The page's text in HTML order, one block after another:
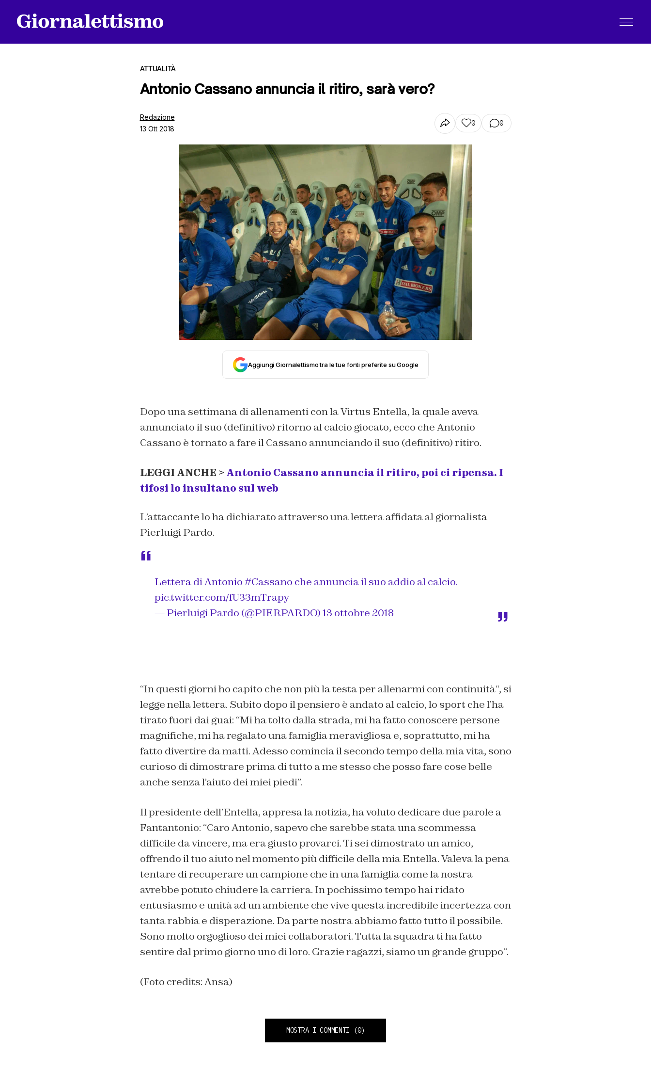
ATTUALITÀ
Antonio Cassano annuncia il ritiro, sarà vero?
Redazione
13 Ott 2018
0 0
Aggiungi Giornalettismo tra le tue fonti preferite su Google
Dopo una settimana di allenamenti con la Virtus Entella, la quale aveva
annunciato il suo (definitivo) ritorno al calcio giocato, ecco che Antonio
Cassano è tornato a fare il Cassano annunciando il suo (definitivo) ritiro.
LEGGI ANCHE > Antonio Cassano annuncia il ritiro, poi ci ripensa. I
tifosi lo insultano sul web
L’attaccante lo ha dichiarato attraverso una lettera affidata al giornalista
Pierluigi Pardo.
Lettera di Antonio#Cassano che annuncia il suo addio al calcio.
pic.twitter.com/fU33mTrapy
— Pierluigi Pardo (@PIERPARDO)13 ottobre 2018
“In questi giorni ho capito che non più la testa per allenarmi con continuità“, si
legge nella lettera. Subito dopo il pensiero è andato al calcio, lo sport che l’ha
tirato fuori dai guai: “Mi ha tolto dalla strada, mi ha fatto conoscere persone
magnifiche, mi ha regalato una famiglia meravigliosa e, soprattutto, mi ha
fatto divertire da matti. Adesso comincia il secondo tempo della mia vita, sono
curioso di dimostrare prima di tutto a me stesso che posso fare cose belle
anche senza l’aiuto dei miei piedi”.
Il presidente dell’Entella, appresa la notizia, ha voluto dedicare due parole a
Fantantonio: “Caro Antonio, sapevo che sarebbe stata una scommessa
difficile da vincere, ma era giusto provarci. Ti sei dimostrato un amico,
offrendo il tuo aiuto nel momento più difficile della mia Entella. Valeva la pena
tentare di recuperare un campione che in una famiglia come la nostra
avrebbe potuto chiudere la carriera. In pochissimo tempo hai ridato
entusiasmo e unità ad un ambiente che vive questa incredibile incertezza con
tanta rabbia e disperazione. Da parte nostra abbiamo fatto tutto il possibile.
Sono molto orgoglioso dei miei collaboratori. Tutta la squadra ti ha fatto
sentire dal primo giorno uno di loro. Grazie ragazzi, siamo un grande gruppo“.
(Foto credits: Ansa)
MOSTRA I COMMENTI (0)